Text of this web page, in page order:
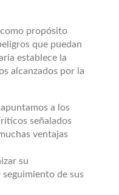
propósito
que puedan
establece la
alcanzados por la
a los
señalados
ventajas
su
de sus